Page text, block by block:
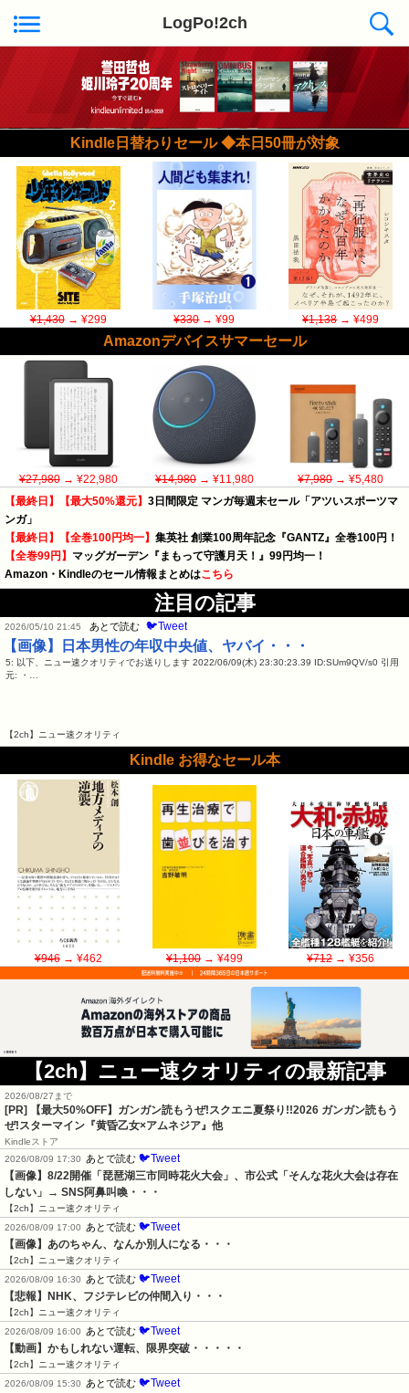
LogPo!2ch
Kindle日替わりセール ◆本日50冊が対象
¥1,430→ ¥299 ¥330→ ¥99 ¥1,138→ ¥499
Amazonデバイスサマーセール
¥27,980→ ¥22,980 ¥14,980→ ¥11,980 ¥7,980→ ¥5,480
【最終日】【最大50%還元】 3日間限定 マンガ毎週末セール「アツいスポーツマ
ンガ」
【最終日】【全巻100円均一】 集英社 創業100周年記念『GANTZ』全巻100円！
【全巻99円】 マッグガーデン『まもって守護月天！』99円均一！
Amazon・Kindleのセール情報まとめはこちら
注目の記事
2026/05/10 21:45 あとで読む 🐦Tweet
【画像】日本男性の年収中央値、ヤバイ・・・
5: 以下、ニュー速クオリティでお送りします 2022/06/09(木) 23:30:23.39 ID:SUm9QV/s0 引用
元: ・…
【2ch】ニュー速クオリティ
Kindle お得なセール本
¥946→ ¥462 ¥1,100→ ¥499 ¥712→ ¥356
【2ch】ニュー速クオリティの最新記事
2026/08/27まで
[PR]
【最大50%OFF】ガンガン読もうぜ!スクエニ夏祭り!!2026 ガンガン読もう
ぜ!スターマイン『黄昏乙女×アムネジア』他
Kindleストア
2026/08/09 17:30
あとで読む 🐦Tweet
【画像】8/22開催「琵琶湖三市同時花火大会」、市公式「そんな花火大会は存在
しない」→ SNS阿鼻叫喚・・・
【2ch】ニュー速クオリティ
2026/08/09 17:00
あとで読む 🐦Tweet
【画像】あのちゃん、なんか別人になる・・・
【2ch】ニュー速クオリティ
2026/08/09 16:30
あとで読む 🐦Tweet
【悲報】NHK、フジテレビの仲間入り・・・
【2ch】ニュー速クオリティ
2026/08/09 16:00
あとで読む 🐦Tweet
【動画】かもしれない運転、限界突破・・・・・
【2ch】ニュー速クオリティ
2026/08/09 15:30
あとで読む 🐦Tweet